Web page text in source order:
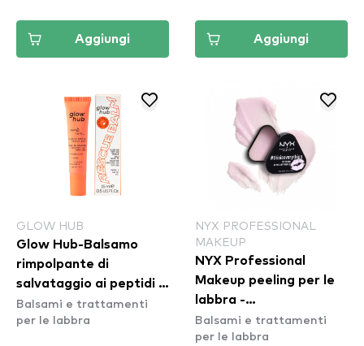
Aggiungi Aggiungi
GLOW HUB
Glow Hub-Balsamo
rimpolpante di
salvataggio ai peptidi -
Mango- Pep Talk
Plumping Peptide
Balsami e trattamenti
per le labbra
NYX PROFESSIONAL
MAKEUP
NYX Professional
Makeup peeling per le
labbra -
#thisiseverything Lip
Scrub
Balsami e trattamenti
per le labbra